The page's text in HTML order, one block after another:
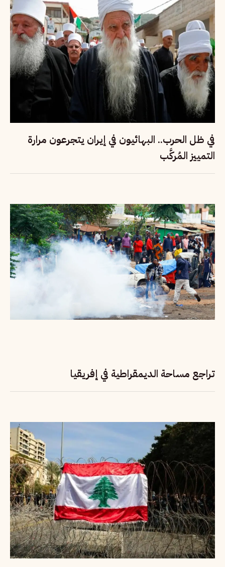
في ظل الحرب.. البهائيون في إيران يتجرعون مرارة
التمييز المُركَّب
تراجع مساحة الديمقراطية في إفريقيا